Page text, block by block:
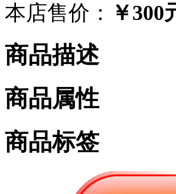
本店售价： ￥300
商品描述
商品属性
商品标签